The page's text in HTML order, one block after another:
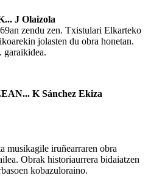
J Olaizola
zendu zen. Txistulari Elkarteko
jolasten du obra honetan.
garaikidea.
K Sánchez Ekiza
musikagile iruñearraren obra
Obrak historiaurrera bidaiatzen
kobazuloraino.